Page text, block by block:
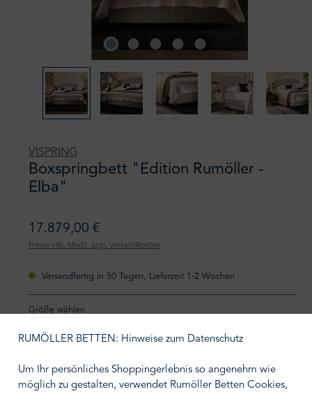
VISPRING
Boxspringbett "Edition Rumöller -
Elba"
17.879,00 €
Preise inkl. MwSt. zzgl. Versandkosten
Versandfertig in 50 Tagen, Lieferzeit 1-2 Wochen
Größe wählen
180/200 200/200
RUMÖLLER BETTEN: Hinweise zum Datenschutz
Um Ihr persönliches Shoppingerlebnis so angenehm wie
möglich zu gestalten, verwendet Rumöller Betten Cookies,